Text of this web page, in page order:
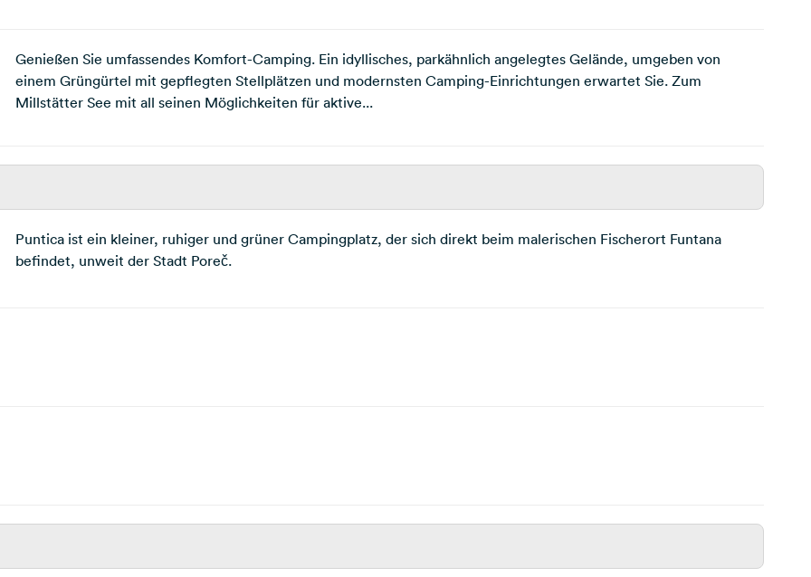
Genießen Sie umfassendes Komfort-Camping. Ein idyllisches, parkähnlich angelegtes Gelände, umgeben von
einem Grüngürtel mit gepflegten Stellplätzen und modernsten Camping-Einrichtungen erwartet Sie. Zum
Millstätter See mit all seinen Möglichkeiten für aktive...
Puntica ist ein kleiner, ruhiger und grüner Campingplatz, der sich direkt beim malerischen Fischerort Funtana
befindet, unweit der Stadt Poreč.